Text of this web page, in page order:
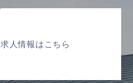
求人情報はこちら